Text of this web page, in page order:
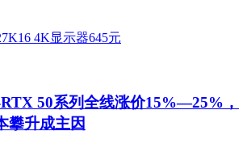
50系列全线涨价15%—25%，
攀升成主因